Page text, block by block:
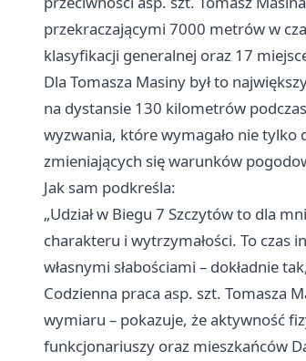
przekraczającymi 7000 metrów w
klasyfikacji generalnej oraz 17
Dla Tomasza Masiny był to
na dystansie 130 kilometrów
wyzwania, które wymagało nie tylko
zmieniających się warunków
Jak sam podkreśla:
„Udział w Biegu 7 Szczytów to dla
charakteru i wytrzymałości. To czas
własnymi słabościami – dokładnie
Codzienna praca asp. szt. Tomasza
wymiaru – pokazuje, że aktywność
funkcjonariuszy oraz mieszkańców